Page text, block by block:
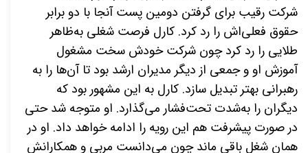
شرکت رقیب برای گرفتن دومین پست آنجا با دو برابر
حقوق فعلی‌اش را رد کرد. کارل فرصت شغلی به‌ظاهر
طلایی را رد کرد چون شرکت خودش سخت مشغول
آموزش او و جمعی از دیگر مدیران ارشد بود تا آن‌ها را به
رهبرانی بهتر تبدیل سازد. کارل به این مشهور بود که
دیگران را به‌شدت تحت‌فشار می‌گذارد. او متوجه شد حتی
در صورت پیشرفت هم این رویه را ادامه خواهد داد. او در
همان شغل باقی ماند چون می‌دانست مربی و همکارانش